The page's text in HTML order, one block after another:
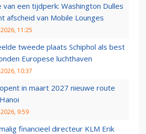
van een tijdperk: Washington Dulles
afscheid van Mobile Lounges
11:25
tweede plaats Schiphol als best
Europese luchthaven
10:37
in maart 2027 nieuwe route
9:59
financieel directeur KLM Erik